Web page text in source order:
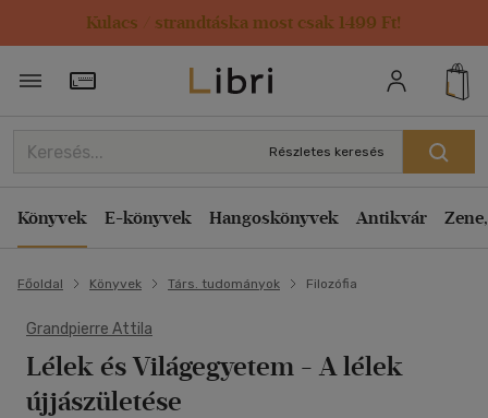
Kulacs / strandtáska most csak 1499 Ft!
Törzsvásárlói Kártya adatai
Részletes keresés
Könyvek E-könyvek Hangoskönyvek Antikvár
Főoldal Könyvek Társ. tudományok Filozófia
Grandpierre Attila
Lélek és Világegyetem - A lélek
újjászületése